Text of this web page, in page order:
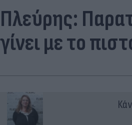
Πλεύρης:
γίνει με το